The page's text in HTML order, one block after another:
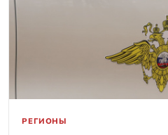
РЕГИОНЫ